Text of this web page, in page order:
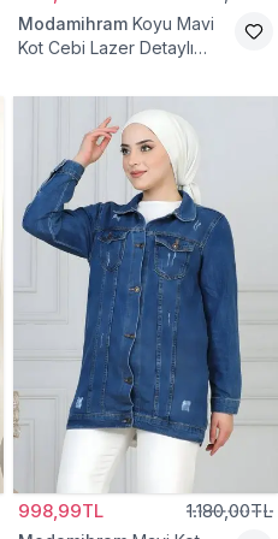
Modamihram Koyu Mavi
Kot Cebi Lazer Detaylı
998,99TL 1.180,00TL